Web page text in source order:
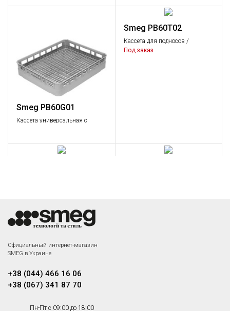
Smeg PB60G01
Кассета универсальная с
Smeg PB60T02
Кассета для подносов /
противней GN1/1.
Под заказ
Кассета для 5 противней
600х500 мм.
Под заказ
Smeg WB50G02
Официальный интернет-магазин
SMEG в Украине
+38 (044) 466 16 06
+38 (067) 341 87 70
Пн-Пт с 09:00 до 18:00